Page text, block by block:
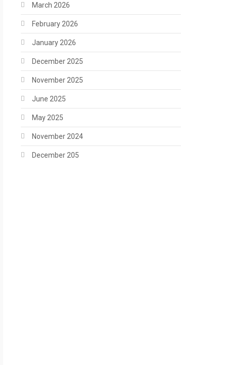
March 2026
February 2026
January 2026
December 2025
November 2025
June 2025
May 2025
November 2024
December 205